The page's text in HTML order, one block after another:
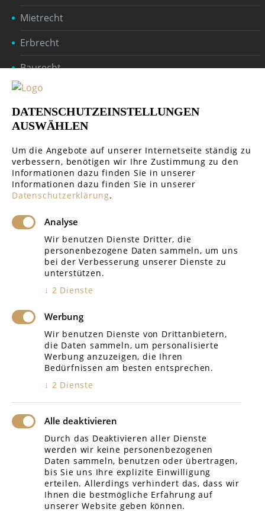
Mietrecht
Erbrecht
Baurecht
Öffentliches Recht
Handelsrecht & Gesellschaftsrecht
GERICHTE REGIONAL
Amtsgericht Rottenburg
Amtsgericht Tübingen
Arbeitsgericht Reutlingen
Sozialgericht Reutlingen
Verwaltungsgericht SIG
DATENSCHUTZEINSTELLUNGEN
AUSWÄHLEN
Um die Angebote auf unserer Internetseite ständig zu
verbessern, benötigen wir Ihre Zustimmung zu den
Informationen dazu finden Sie in unserer
Informationen dazu finden Sie in unserer
Datenschutzerklärung.
Analyse
Wir benutzen Dienste Dritter, die
personenbezogene Daten sammeln, um uns
bei der Verbesserung unserer Dienste zu
unterstützen.
↓ 2 Dienste
Werbung
Wir benutzen Dienste von Drittanbietern,
die Daten sammeln, um personalisierte
Werbung anzuzeigen, die Ihren
Bedürfnissen am besten entsprechen.
↓ 2 Dienste
Alle deaktivieren
Durch das Deaktivieren aller Dienste
werden wir keine personenbezogenen
Daten sammeln, benutzen oder übertragen,
bis Sie uns Ihre explizite Einwilligung
erteilen. Allerdings verhindert das, dass wir
Ihnen die bestmögliche Erfahrung auf
unserer Website geben können.